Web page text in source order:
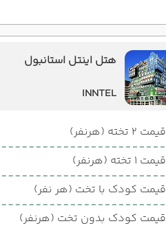
هتل اینتل استانبول
INNTEL
قیمت 2 تخته (هرنفر)
قیمت 1 تخته (هرنفر)
قیمت کودک با تخت (هر نفر)
قیمت کودک بدون تخت (هرنفر)